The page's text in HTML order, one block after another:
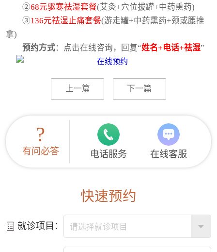
②68元驱寒祛湿套餐(艾灸+穴位拔罐+中药熏药)
③136元祛湿止痛套餐(游走罐+中药熏药+颈或腰推
拿)
预约方式：点击在线咨询，回复“姓名+电话+祛湿”
上一篇 下一篇
?
有问必答 电话服务 在线客服
快速预约
就诊项目：